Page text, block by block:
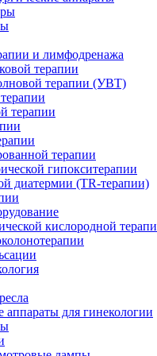
и лимфодренажа
терапии
терапии (УВТ)
терапии
терапии
гипокситерапии
диатермии (TR-терапии)
кислородной
аппараты для гинекологии